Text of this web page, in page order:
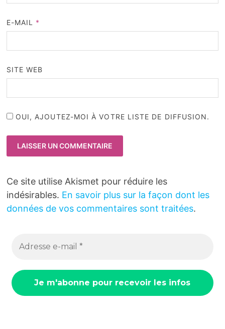
E-MAIL *
SITE WEB
OUI, AJOUTEZ-MOI À VOTRE LISTE DE DIFFUSION.
Ce site utilise Akismet pour réduire les
indésirables. En savoir plus sur la façon dont les
données de vos commentaires sont traitées.